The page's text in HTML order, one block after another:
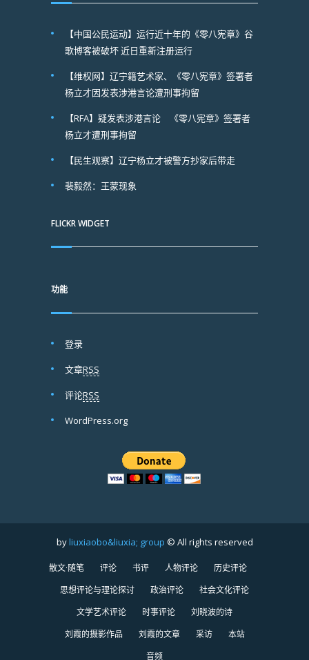
【中国公民运动】运行近十年的《零八宪章》谷
歌博客被破坏 近日重新注册运行
【维权网】辽宁籍艺术家、《零八宪章》签署者
杨立才因发表涉港言论遭刑事拘留
【RFA】疑发表涉港言论 《零八宪章》签署者
杨立才遭刑事拘留
【民生观察】辽宁杨立才被警方抄家后带走
裴毅然：王蒙现象
FLICKR WIDGET
功能
登录
文章RSS
评论RSS
WordPress.org
byliuxiaobo&liuxia; group © All rights reserved
散文·随笔 评论 书评 人物评论
历史评论
思想评论与理论探讨
政治评论
社会文化评论
文学艺术评论
时事评论
刘晓波的诗
刘霞的摄影作品
刘霞的文章 采访
本站
音频